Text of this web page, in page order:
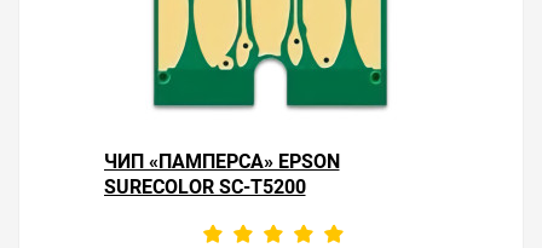
ЧИП «ПАМПЕРСА» EPSON
SURECOLOR SC-T5200